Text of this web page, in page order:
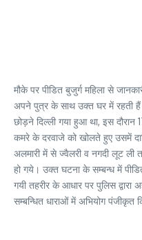
मौके पर पीडित बुजुर्ग महिला से
अपने पुत्र के साथ उक्त घर में रहती
छोड़ने दिल्ली गया हुआ था, इस दौरान
कमरे के दरवाजे को खोलते हुए उसमें
अलमारी में से ज्वैलरी व नगदी लूट ली
हो गये। उक्त घटना के सम्बन्ध में पीडित
गयी तहरीर के आधार पर पुलिस द्वारा
सम्बन्धित धाराओं में अभियोग पंजीकृत